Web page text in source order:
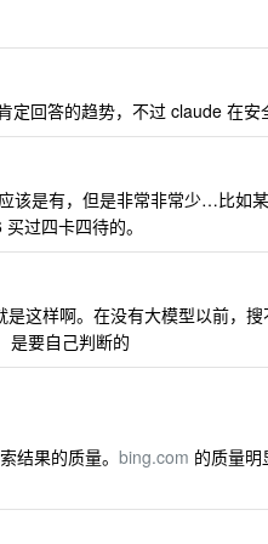
回答的趋势，不过 claude 在安
该是有，但是非常非常少…比如
过四卡四待的。
这样啊。在没有大模型以前，
是要自己判断的
结果的质量。 bing.com 的质量明